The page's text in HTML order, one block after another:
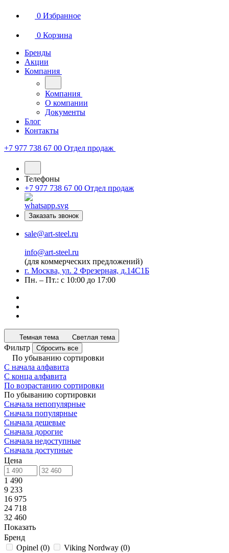
0 Избранное
0 Корзина
Бренды
Акции
Компания
Компания
О компании
Документы
Блог
Контакты
+7 977 738 67 00 Отдел продаж
Телефоны
+7 977 738 67 00 Отдел продаж
Заказать звонок
sale@art-steel.ru
info@art-steel.ru
(для коммерческих предложений)
г. Москва, ул. 2 Фрезерная, д.14С1Б
Пн. – Пт.: с 10:00 до 17:00
Темная тема Светлая тема
Фильтр Сбросить все
По убыванию сортировки
С начала алфавита
С конца алфавита
По возрастанию сортировки
По убыванию сортировки
Сначала непопулярные
Сначала популярные
Сначала дешевые
Сначала дорогие
Сначала недоступные
Сначала доступные
Цена
1 490
9 233
16 975
24 718
32 460
Показать
Бренд
Opinel (0) Viking Nordway (0)